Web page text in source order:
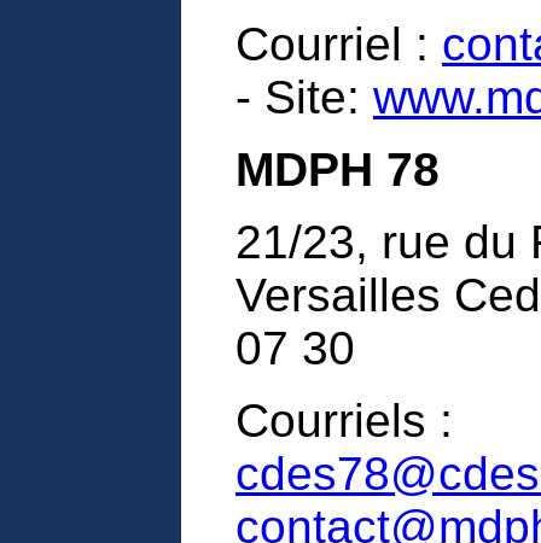
Courriel :
- Site:
MDPH 78
21/23, rue du
Versailles
07 30
Courriels :